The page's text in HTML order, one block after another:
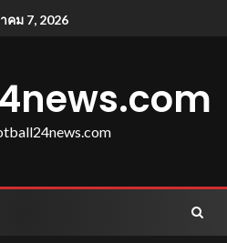
คม 7, 2026